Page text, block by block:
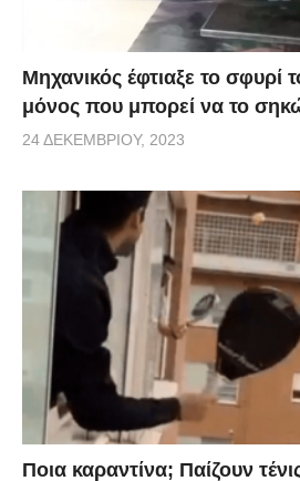
Μηχανικός έφτιαξε το σφυρί
μόνος που μπορεί να το
24 ΔΕΚΕΜΒΡΊΟΥ, 2023
Ποια καραντίνα; Παίζουν